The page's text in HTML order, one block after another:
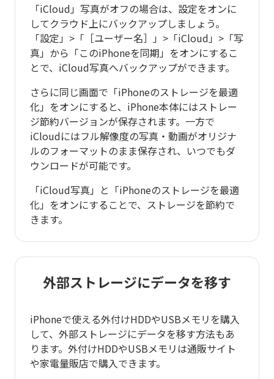
「iCloud」写真がオフの場合は、設定をオンに
してクラウド上にバックアップしましょう。
「設定」>「［ユーザー名］」>「iCloud」>「写
真」から「このiPhoneを同期」をオンにするこ
とで、iCloud写真へバックアップができます。
さらに同じ画面で「iPhoneのストレージを最適
化」をオンにすると、iPhone本体にはストレー
ジ節約バージョンが保存されます。一方で
iCloudにはフル解像度の写真・動画がオリジナ
ルのフォーマットのまま保存され、いつでもダ
ウンロードが可能です。
「iCloud写真」と「iPhoneのストレージを最適
化」をオンにすることで、ストレージを節約で
きます。
外部ストレージにデータを移す
iPhoneで使える外付けHDDやUSBメモリを購入
して、外部ストレージにデータを移す方法もあ
ります。外付けHDDやUSBメモリは通販サイト
や家電量販店で購入できます。